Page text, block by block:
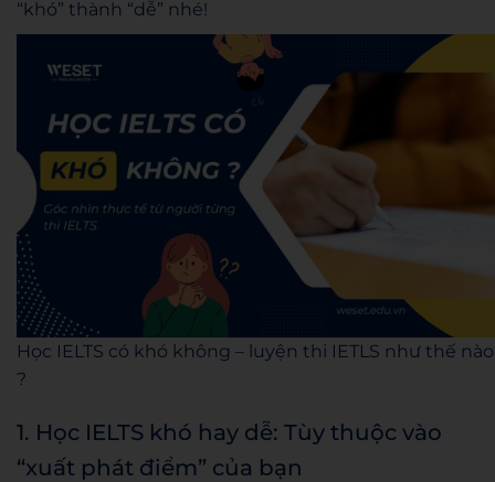
“khó” thành “dễ” nhé!
Học IELTS có khó không – luyện thi IETLS như thế nào
?
1. Học IELTS khó hay dễ: Tùy thuộc vào
“xuất phát điểm” của bạn